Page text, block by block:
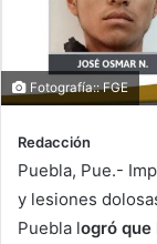
Fotografía:: FGE
Redacción
Puebla, Pue.-
y lesiones
Puebla logró